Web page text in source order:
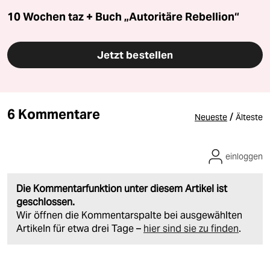
10 Wochen taz + Buch „Autoritäre Rebellion“
Jetzt bestellen
6 Kommentare Neueste / Älteste
Die Kommentarfunktion unter diesem Artikel ist
geschlossen.
Wir öffnen die Kommentarspalte bei ausgewählten
Artikeln für etwa drei Tage – hier sind sie zu finden.
einloggen